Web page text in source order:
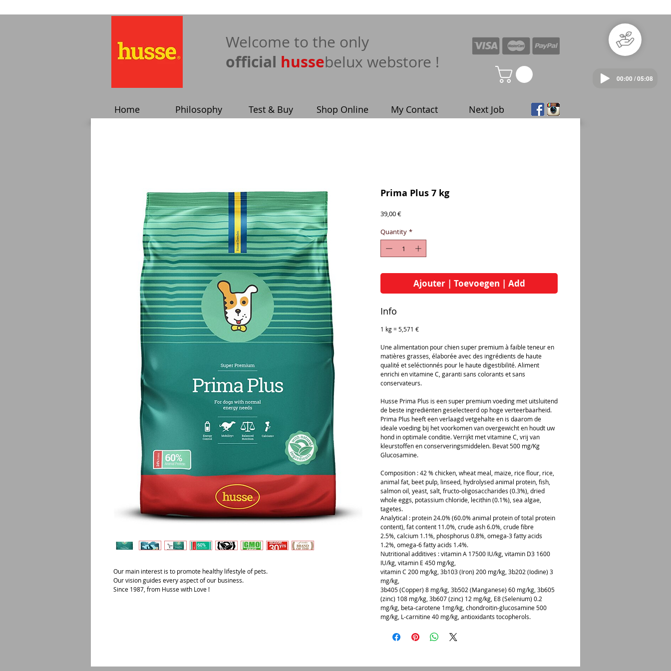
​Welcome to the only
official hussebelux webstore !
00:00 / 05:08
Home Philosophy Test & Buy Shop Online My Contact Next Job
Our main interest is to promote healthy lifestyle of pets.
Our vision guides every aspect of our business.
Since 1987, from Husse with Love !
Prima Plus 7 kg
39,00 €Price
Quantity *
Ajouter | Toevoegen | Add
Info
1 kg = 5,571 €
Une alimentation pour chien super premium à faible teneur en
matières grasses, élaborée avec des ingrédients de haute
qualité et seléctionnés pour le haute digestibilité. Aliment
enrichi en vitamine C, garanti sans colorants et sans
conservateurs.
Husse Prima Plus is een super premium voeding met uitsluitend
de beste ingrediënten geselecteerd op hoge verteerbaarheid.
Prima Plus heeft een verlaagd vetgehalte en is daarom de
ideale voeding bij het voorkomen van overgewicht en houdt uw
hond in optimale conditie. Verrijkt met vitamine C, vrij van
kleurstoffen en conserveringsmiddelen. Bevat 500 mg/Kg
Glucosamine.
Composition : 42 % chicken, wheat meal, maize, rice flour, rice,
animal fat, beet pulp, linseed, hydrolysed animal protein, fish,
salmon oil, yeast, salt, fructo-oligosaccharides (0.3%), dried
whole eggs, potassium chloride, lecithin (0.1%), sea algae,
tagetes.
Analytical : protein 24.0% (60.0% animal protein of total protein
content), fat content 11.0%, crude ash 6.0%, crude fibre
2.5%, calcium 1.1%, phosphorus 0.8%, omega-3 fatty acids
1.2%, omega-6 fatty acids 1.4%.
Nutritional additives : vitamin A 17500 IU/kg, vitamin D3 1600
IU/kg, vitamin E 450 mg/kg,
vitamin C 200 mg/kg, 3b103 (Iron) 200 mg/kg, 3b202 (Iodine) 3
mg/kg,
3b405 (Copper) 8 mg/kg, 3b502 (Manganese) 60 mg/kg, 3b605
(zinc) 108 mg/kg, 3b607 (zinc) 12 mg/kg, E8 (Selenium) 0.2
mg/kg, beta-carotene 1mg/kg, chondroitin-glucosamine 500
mg/kg, L-carnitine 40 mg/kg, antioxidants tocopherols.